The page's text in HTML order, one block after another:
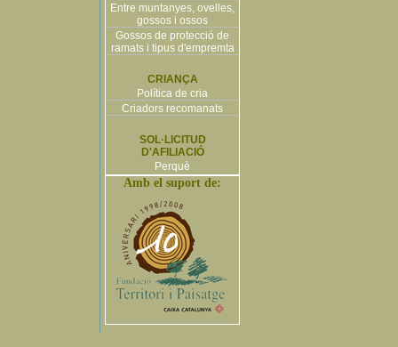
Entre muntanyes, ovelles,
gossos i ossos
Gossos de protecció de
ramats i tipus d'empremta
CRIANÇA
Política de cria
Criadors recomanats
SOL·LICITUD
D'AFILIACIÓ
Perquè
Amb el suport de: